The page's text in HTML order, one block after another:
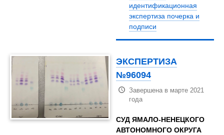
идентификационная
экспертиза почерка и
подписи
ЭКСПЕРТИЗА
№96094
Завершена в марте 2021
года
СУД ЯМАЛО-НЕНЕЦКОГО
АВТОНОМНОГО ОКРУГА